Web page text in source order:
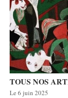
TOUS NOS
Le 6 juin 2025